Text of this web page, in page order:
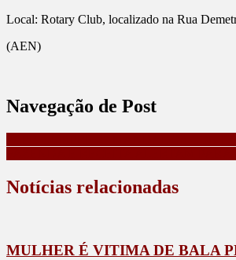
Local: Rotary Club, localizado na Rua
(AEN)
Navegação de Post
Notícias relacionadas
MULHER É VITIMA DE BALA